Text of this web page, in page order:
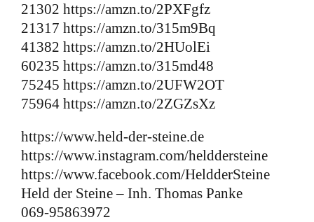
21302 https://amzn.to/2PXFgfz
21317 https://amzn.to/315m9Bq
41382 https://amzn.to/2HUolEi
60235 https://amzn.to/315md48
75245 https://amzn.to/2UFW2OT
75964 https://amzn.to/2ZGZsXz
https://www.held-der-steine.de
https://www.instagram.com/helddersteine
https://www.facebook.com/HeldderSteine
Held der Steine – Inh. Thomas Panke
069-95863972